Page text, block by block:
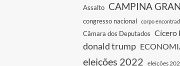
Assalto CAMPINA
congresso nacional corpo
Câmara dos Deputados Cícero
donald trump
eleições 2022 eleições